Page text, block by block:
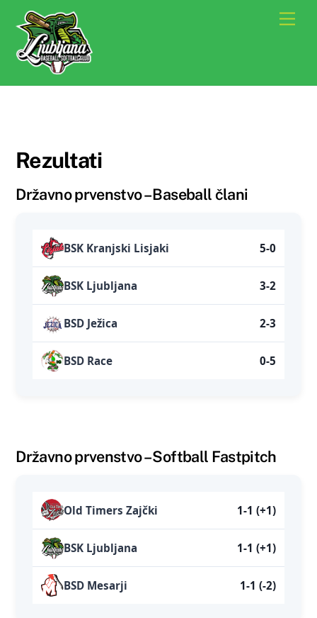
content
Rezultati
Državno prvenstvo – Baseball člani
BSK Kranjski Lisjaki 5-0
BSK Ljubljana 3-2
BSD Ježica 2-3
BSD Race 0-5
Državno prvenstvo – Softball Fastpitch
Old Timers Zajčki 1-1 (+1)
BSK Ljubljana 1-1 (+1)
BSD Mesarji 1-1 (-2)